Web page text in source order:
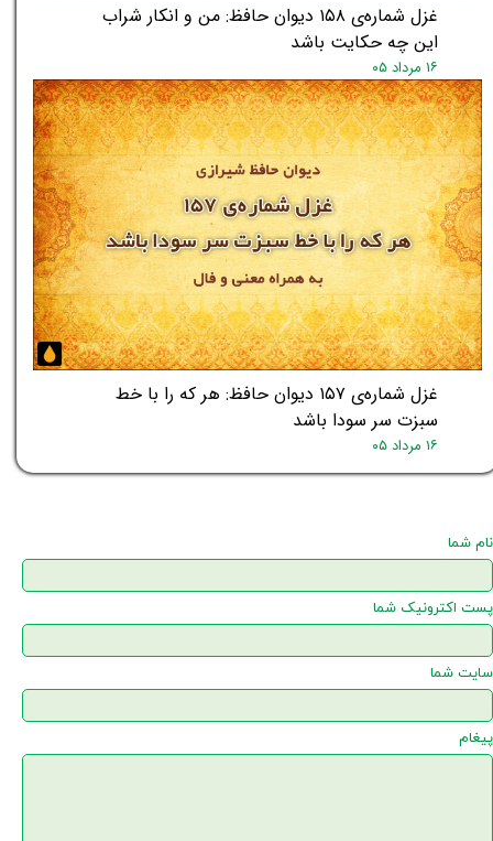
غزل شماره‌ی ۱۵۸ دیوان حافظ: من و انکار شراب
این چه حکایت باشد
۱۶ مرداد ۰۵
غزل شماره‌ی ۱۵۷ دیوان حافظ: هر که را با خط
سبزت سر سودا باشد
۱۶ مرداد ۰۵
نام شما
پست اکترونیک شما
سایت شما
پیغام